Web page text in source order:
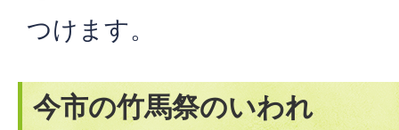
つけます。
今市の竹馬祭のいわれ